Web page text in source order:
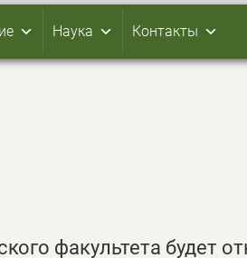
Наука Контакты
факультета будет